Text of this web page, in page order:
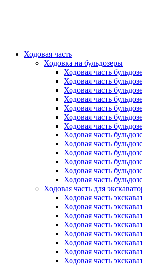
Ходовая часть
Ходовка на бульдозеры
Ходовая часть
Ходовая часть
Ходовая часть
Ходовая часть
Ходовая часть
Ходовая часть
Ходовая часть
Ходовая часть
Ходовая часть
Ходовая часть
Ходовая часть
Ходовая часть
Ходовая часть
Ходовая часть для
Ходовая часть
Ходовая часть
Ходовая часть
Ходовая часть
Ходовая часть
Ходовая часть
Ходовая часть
Ходовая часть